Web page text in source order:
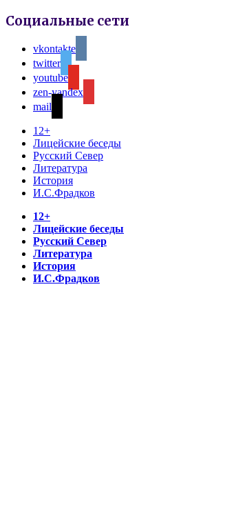
Социальные сети
vkontakte
twitter
youtube
zen-yandex
mail
12+
Лицейские беседы
Русский Север
Литература
История
И.С.Фрадков
12+
Лицейские беседы
Русский Север
Литература
История
И.С.Фрадков